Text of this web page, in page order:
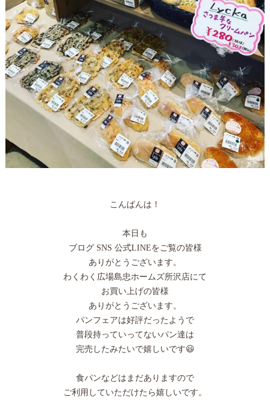
こんばんは！
本日も
ブログ SNS 公式LINEをご覧の皆様
ありがとうございます。
わくわく広場島忠ホームズ所沢店にて
お買い上げの皆様
ありがとうございます。
パンフェアは好評だったようで
普段持っていってないパン達は
完売したみたいで嬉しいです😃
食パンなどはまだありますので
ご利用していただけたら嬉しいです。